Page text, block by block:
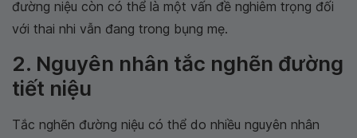
đường niệu còn có thể là một vấn đề nghiêm trọng đối
với thai nhi vẫn đang trong bụng mẹ.
2. Nguyên nhân tắc nghẽn đường
tiết niệu
Tắc nghẽn đường niệu có thể do nhiều nguyên nhân